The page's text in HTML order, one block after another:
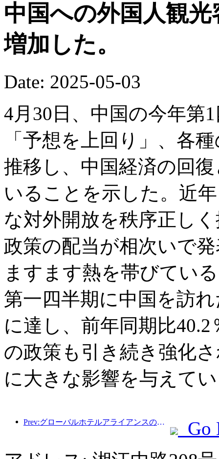
中国への外国人観
増加した。
Date: 2025-05-03
4月30日、中国の今年第
「予想を上回り」、各
推移し、中国経済の回
いることを示した。近
な対外開放を秩序正し
政策の配当が相次いで
ますます熱を帯びてい
第一四半期に中国を訪
に達し、前年同期比
の政策も引き続き強化
に大きな影響を与えて
Prev:グローバルホテルアライアンスの収益は2025年第1四半期に15％増加する見込み
Go